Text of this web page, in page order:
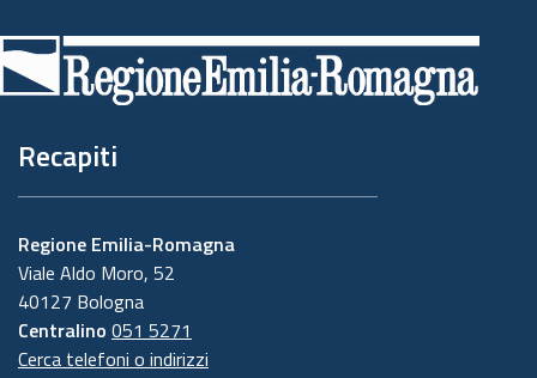
di
pagina
Recapiti
Regione Emilia-Romagna
Viale Aldo Moro, 52
40127 Bologna
Centralino 051 5271
Cerca telefoni o indirizzi